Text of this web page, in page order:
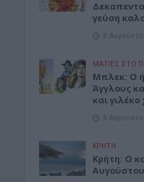
γεύση
8
ΜΑΤΙΕΣ ΣΤΟ
Μπλεκ: O
Άγγλους
και
8
ΚΡΗΤΗ
Κρήτη: O
Αυγούστου